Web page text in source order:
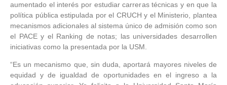
aumentado el interés por estudiar carreras técnicas y en que la
política pública estipulada por el CRUCH y el Ministerio, plantea
mecanismos adicionales al sistema único de admisión como son
el PACE y el Ranking de notas; las universidades desarrollen
iniciativas como la presentada por la USM.
“Es un mecanismo que, sin duda, aportará mayores niveles de
equidad y de igualdad de oportunidades en el ingreso a la